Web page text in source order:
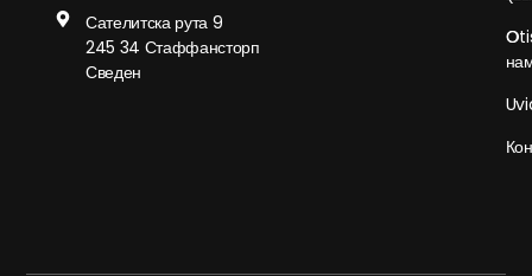
Сателитска рута 9
245 34 Стаффансторп
Сведен
О